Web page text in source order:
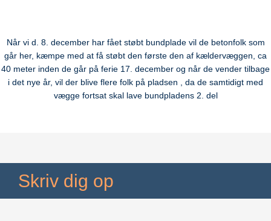
Når vi d. 8. december har fået støbt bundplade vil de betonfolk som
går her, kæmpe med at få støbt den første den af kældervæggen, ca
40 meter inden de går på ferie 17. december og når de vender tilbage
i det nye år, vil der blive flere folk på pladsen , da de samtidigt med
vægge fortsat skal lave bundpladens 2. del
Skriv dig op